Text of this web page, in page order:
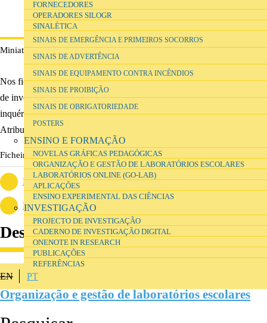
FORNECEDORES
OPERADORES SILOGR
SINALÉTICA
SINAIS DE EMERGÊNCIA E PRIMEIROS SOCORROS
SINAIS DE ADVERTÊNCIA
SINAIS DE EQUIPAMENTO CONTRA INCÊNDIOS
SINAIS DE PROIBIÇÃO
SINAIS DE OBRIGATORIEDADE
POSTERS
ENSINO E FORMAÇÃO
NOVELAS GRÁFICAS PEDAGÓGICAS
ORGANIZAÇÃO E GESTÃO DE LABORATÓRIOS ESCOLARES
LABORATÓRIOS ONLINE (GO-LAB)
APLICAÇÕES
ENSINO EXPERIMENTAL DAS CIÊNCIAS
INVESTIGAÇÃO
PROJECTO DE INVESTIGAÇÃO
CADERNO DE INVESTIGAÇÃO DIGITAL
ONENOTE IN RESEARCH
PUBLICAÇÕES
REFERÊNCIAS
EN PT
Miniatura do poster
Nos ficheiros em baixo, poderá consultar um breve resumo do projecto
de investigação e a folha de cálculo com os dados recolhidos no
inquérito por questionário, sob uma licença Creative Commons
Atribuição.
Ficheiros
Project Chart (2012) (143.41 KB)
Dados recolhidos no inquérito por questionário
Destaque
ENSINO E FORMAÇÃO
Organização e gestão de laboratórios escolares